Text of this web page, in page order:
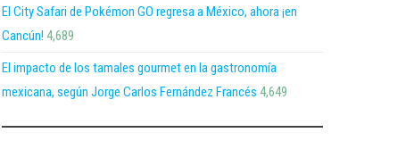
El City Safari de Pokémon GO regresa a México, ahora ¡en
Cancún! 4,689
El impacto de los tamales gourmet en la gastronomía
mexicana, según Jorge Carlos Fernández Francés 4,649